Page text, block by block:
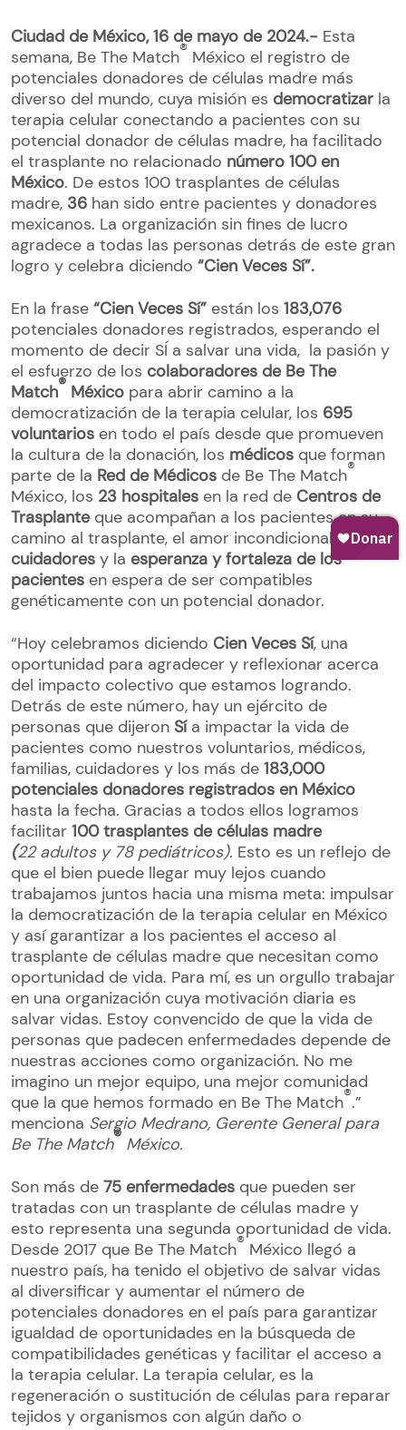
Ciudad de México, 16 de mayo de 2024.- Esta
semana, Be The Match® México el registro de
potenciales donadores de células madre más
diverso del mundo, cuya misión es democratizar la
terapia celular conectando a pacientes con su
potencial donador de células madre, ha facilitado
el trasplante no relacionado número 100 en
México. De estos 100 trasplantes de células
madre, 36 han sido entre pacientes y donadores
mexicanos. La organización sin fines de lucro
agradece a todas las personas detrás de este gran
logro y celebra diciendo “Cien Veces Sí”.
En la frase “Cien Veces Sí” están los 183,076
potenciales donadores registrados, esperando el
momento de decir SÍ a salvar una vida, la pasión y
el esfuerzo de los colaboradores de Be The
Match® México para abrir camino a la
democratización de la terapia celular, los 695
voluntarios en todo el país desde que promueven
la cultura de la donación, los médicos que forman
parte de la Red de Médicos de Be The Match®
México, los 23 hospitales en la red de Centros de
Trasplante que acompañan a los pacientes en su
camino al trasplante, el amor incondicional delos
cuidadores y la esperanza y fortaleza de los
pacientes en espera de ser compatibles
genéticamente con un potencial donador.
“Hoy celebramos diciendo Cien Veces Sí, una
oportunidad para agradecer y reflexionar acerca
del impacto colectivo que estamos logrando.
Detrás de este número, hay un ejército de
personas que dijeron Sí a impactar la vida de
pacientes como nuestros voluntarios, médicos,
familias, cuidadores y los más de 183,000
potenciales donadores registrados en México
hasta la fecha. Gracias a todos ellos logramos
facilitar 100 trasplantes de células madre
(22 adultos y 78 pediátricos). Esto es un reflejo de
que el bien puede llegar muy lejos cuando
trabajamos juntos hacia una misma meta: impulsar
la democratización de la terapia celular en México
y así garantizar a los pacientes el acceso al
trasplante de células madre que necesitan como
oportunidad de vida.​ Para mí, es un orgullo trabajar
en una organización cuya motivación diaria es
salvar vidas. Estoy convencido de que la vida de
personas que padecen enfermedades depende de
nuestras acciones como organización. No me
imagino un mejor equipo, una mejor comunidad
que la que hemos formado en Be The Match®.”
menciona Sergio Medrano, Gerente General para
Be The Match® México.
Son más de 75 enfermedades que pueden ser
tratadas con un trasplante de células madre y
esto representa una segunda oportunidad de vida.
Desde 2017 que Be The Match® México llegó a
nuestro país, ha tenido el objetivo de salvar vidas
al diversificar y aumentar el número de
potenciales donadores en el país para garantizar
igualdad de oportunidades en la búsqueda de
compatibilidades genéticas y facilitar el acceso a
la terapia celular. La terapia celular, es la
regeneración o sustitución de células para reparar
tejidos y organismos con algún daño o